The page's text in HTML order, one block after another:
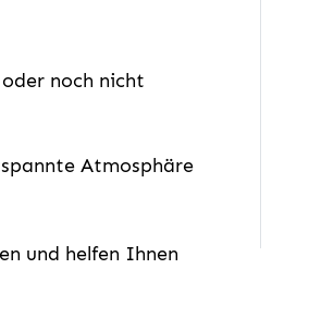
noch nicht
Atmosphäre
und helfen Ihnen